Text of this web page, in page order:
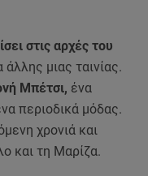
στις αρχές του
μιας ταινίας.
Μπέτσι, ένα
περιοδικά μόδας.
χρονιά και
και τη Μαρίζα.